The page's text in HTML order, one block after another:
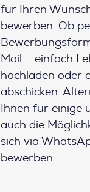
für Ihren
bewerben. Ob
Mail – einfach
hochladen oder
abschicken.
Ihnen für einige
auch die
sich via
bewerben.